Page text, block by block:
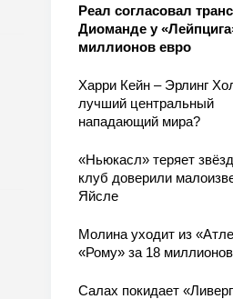
Реал согласовал
Диоманде у
миллионов евро
Харри Кейн – Эрлинг
лучший центральный
нападающий мира?
«Ньюкасл» теряет
клуб доверили
Яйсле
Молина уходит из
«Рому» за 18
Салах покидает